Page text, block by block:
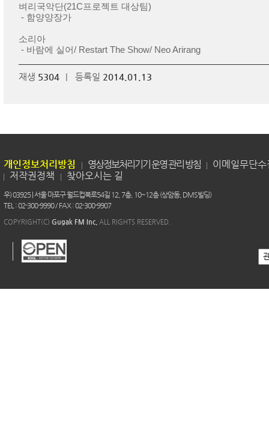
벼리국악단(21C프로젝트 대상팀)
- 함양양장가
소리아
- 바람에 실어/ Restart The Show/ Neo Arirang
재생 5304 | 등록일 2014.01.13
개인정보처리방침 영상정보처리기기 운영 관리 방침
이메일무단
저작권정책
찾아오시는 길
우) 03925 | 서울 마포구 월드컵북로54길 12, 7층, 10~12층 (상암동, DMS빌딩)
TEL : 02-300-9990 / FAX : 02-300-9907
COPYRIGHT(C) Gugak FM Inc. ALL RIGHTS RESERVED.